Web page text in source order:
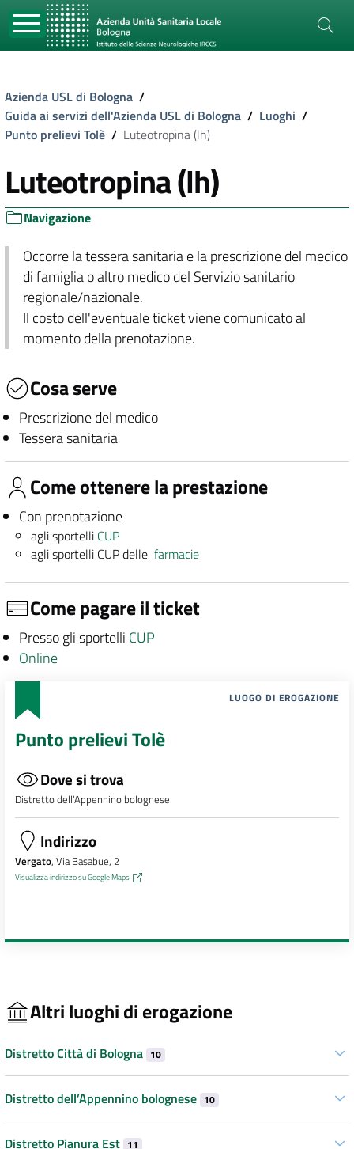
Azienda USL di Bologna /
Guida ai servizi dell'Azienda USL di Bologna / Luoghi /
Punto prelievi Tolè / Luteotropina (lh)
Luteotropina (lh)
Navigazione
Occorre la tessera sanitaria e la prescrizione del medico
di famiglia o altro medico del Servizio sanitario
regionale/nazionale.
Il costo dell'eventuale ticket viene comunicato al
momento della prenotazione.
Cosa serve
Prescrizione del medico
Tessera sanitaria
Come ottenere la prestazione
Con prenotazione
agli sportelli CUP
agli sportelli CUP dellefarmacie
Come pagare il ticket
Presso gli sportelli CUP
Online
LUOGO DI EROGAZIONE
Punto prelievi Tolè
Dove si trova
Distretto dell’Appennino bolognese
Indirizzo
Vergato, Via Basabue, 2
Visualizza indirizzo su Google Maps
Altri luoghi di erogazione
Distretto Città di Bologna 10
Distretto dell’Appennino bolognese 10
Distretto Pianura Est 11